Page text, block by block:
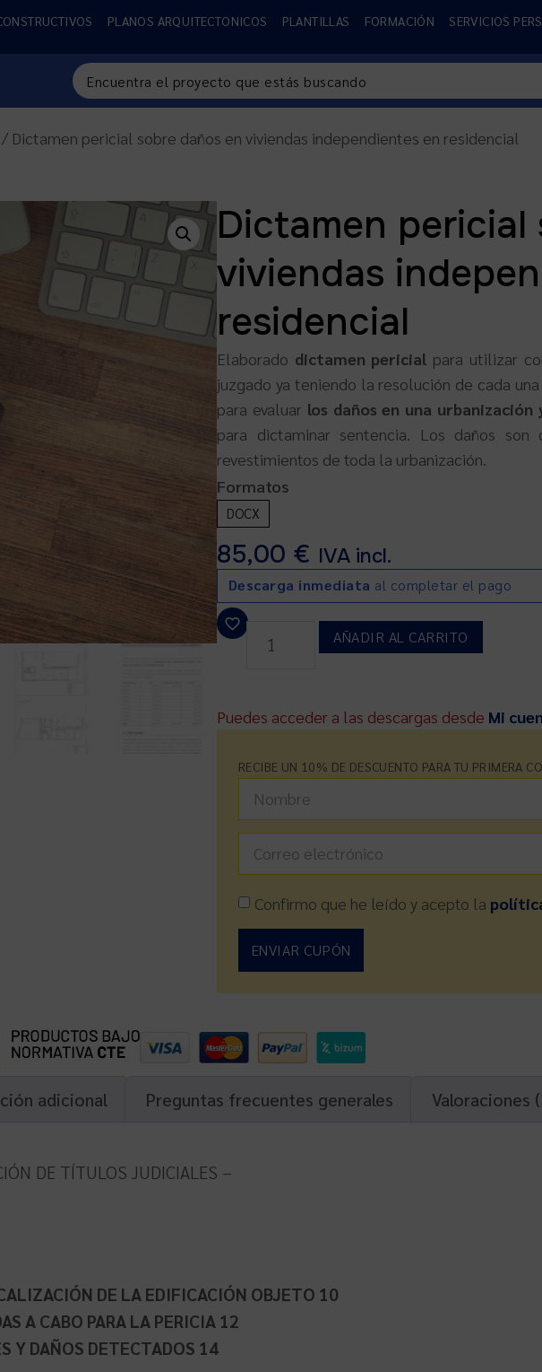
PLANOS ARQUITECTONICOS PLANTILLAS FORMACIÓN SERVICIOS
/ Dictamen pericial sobre daños en viviendas independientes en residencial
Dictamen pericial
viviendas
residencial
Elaborado dictamen pericial para utilizar
juzgado ya teniendo la resolución de cada
para evaluar los daños en una
para dictaminar sentencia. Los daños
revestimientos de toda la urbanización.
Formatos
DOCX
85,00 € IVA incl.
Descarga inmediata al completar el pago
AÑADIR AL CARRITO
Puedes acceder a las descargas desde Mi
RECIBE UN 10% DE DESCUENTO PARA TU PRIMERA
Confirmo que he leído y acepto la
ENVIAR CUPÓN
adicional Preguntas frecuentes generales Valoraciones
DE TÍTULOS JUDICIALES –
DE LA EDIFICACIÓN OBJETO 10
A CABO PARA LA PERICIA 12
Y DAÑOS DETECTADOS 14